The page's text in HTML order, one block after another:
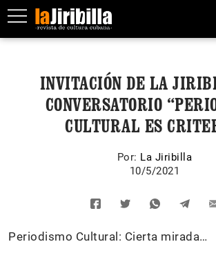
INVITACIÓN DE LA
CONVERSATORIO
CULTURAL ES
Por: La Jiribilla
10/5/2021
Periodismo Cultural: Cierta mirada…